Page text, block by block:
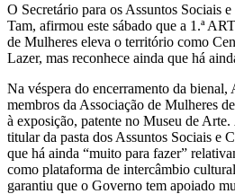
O Secretário para os Assuntos Sociais
Tam, afirmou este sábado que a 1.ª
de Mulheres eleva o território como
Lazer, mas reconhece ainda que há
Na véspera do encerramento da
membros da Associação de Mulheres
à exposição, patente no Museu de
titular da pasta dos Assuntos Sociais e
que há ainda “muito para fazer”
como plataforma de intercâmbio
garantiu que o Governo tem apoiado